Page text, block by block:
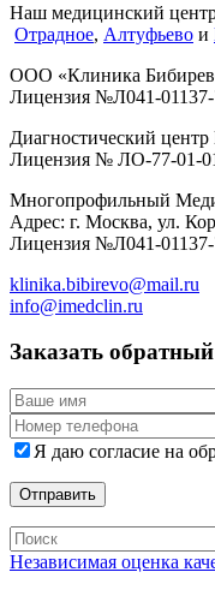
Наш медицинский
Отрадное, Алтуфьево и
ООО «Клиника
Лицензия №Л041-
Диагностический
Лицензия № ЛО-77-01-
Многопрофильный
Адрес: г. Москва, ул.
Лицензия №Л041-
klinika.bibirevo@mail.ru
info@imedclin.ru
Заказать
Я даю согласие на
Независимая оценка